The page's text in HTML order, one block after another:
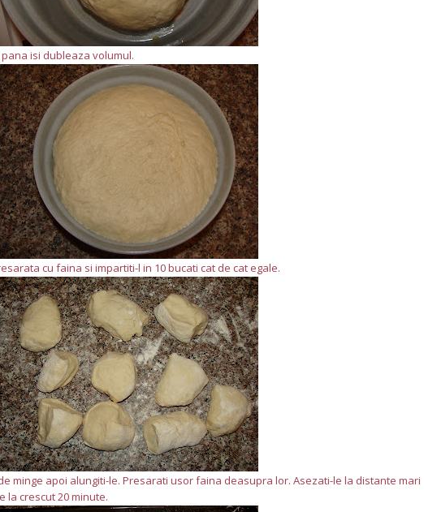
isi dubleaza volumul.
cu faina si impartiti-l in 10 bucati cat de cat egale.
minge apoi alungiti-le. Presarati usor faina deasupra lor. Asezati-le la distante mari
la crescut 20 minute.